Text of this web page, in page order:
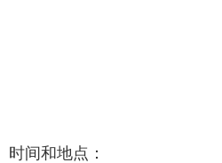
时间和地点：